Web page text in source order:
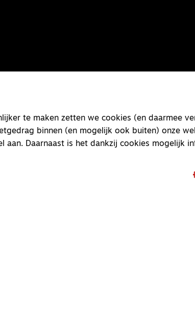
te maken zetten we cookies (en daarmee
binnen (en mogelijk ook buiten) onze
Daarnaast is het dankzij cookies mogelijk